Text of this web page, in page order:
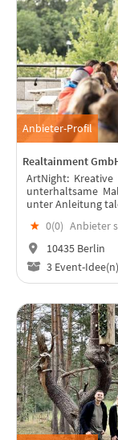
Anbieter-Profil
Realtainment
ArtNight: Kreative
unterhaltsame
unter Anleitung
★ 0(0) Anbieter
10435 Berlin
3 Event-